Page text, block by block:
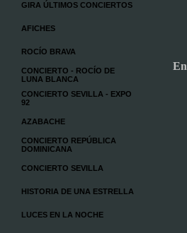
GIRA ÚLTIMOS CONCIERTOS
AFICHES
ROCÍO BRAVA
CONCIERTO - ROCÍO DE
LUNA BLANCA
CONCIERTO SEVILLA - EXPO
92
AZABACHE
CONCIERTO REPÚBLICA
DOMINICANA
CONCIERTO SEVILLA
HISTORIA DE UNA ESTRELLA
LUCES EN LA NOCHE